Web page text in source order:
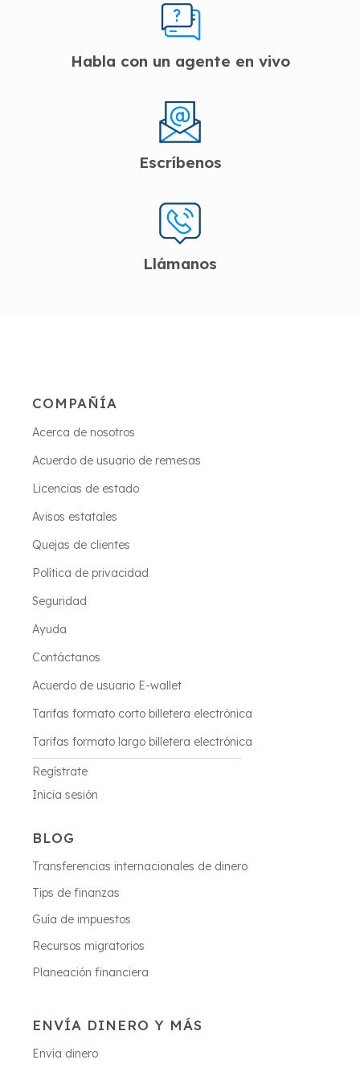
Habla con un agente en vivo
Escríbenos
Llámanos
COMPAÑÍA
Acerca de nosotros
Acuerdo de usuario de remesas
Licencias de estado
Avisos estatales
Quejas de clientes
Política de privacidad
Seguridad
Ayuda
Contáctanos
Acuerdo de usuario E-wallet
Tarifas formato corto billetera electrónica
Tarifas formato largo billetera electrónica
Regístrate
Inicia sesión
BLOG
Transferencias internacionales de dinero
Tips de finanzas
Guía de impuestos
Recursos migratorios
Planeación financiera
ENVÍA DINERO Y MÁS
Envía dinero